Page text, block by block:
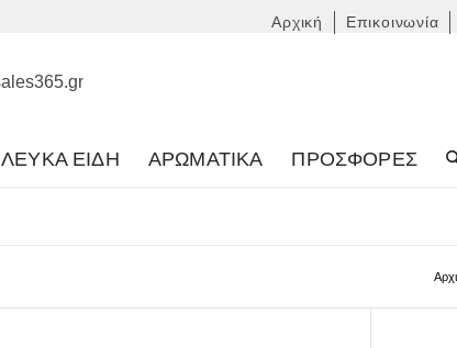
Αρχική Επικοινωνία
ΛΕΥΚΆ ΕΊΔΗ ΑΡΩΜΑΤΙΚΆ ΠΡΟΣΦΟΡΈΣ